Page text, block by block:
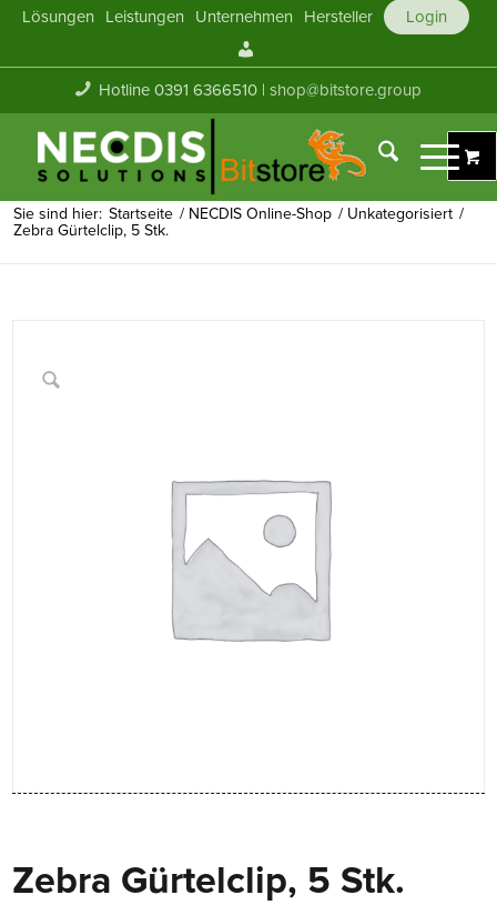
Lösungen Leistungen Unternehmen Hersteller
Login
Konto
Hotline 0391 6366510 |shop@bitstore.group
Sie sind hier: Startseite / NECDIS Online-Shop / Unkategorisiert /
Zebra Gürtelclip, 5 Stk.
Zebra Gürtelclip, 5 Stk.